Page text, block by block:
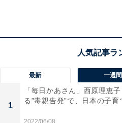
10万円未満」「貯蓄ゼロ」の
「全国戻りたい街ランキング
最新 一週間
1
「毎日かあさん」西原理恵
る”毒親告発”で、日本の子育
2022/06/08